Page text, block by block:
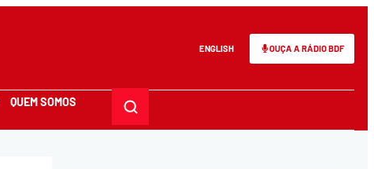
ENGLISH OUÇA A RÁDIO BDF
QUEM SOMOS